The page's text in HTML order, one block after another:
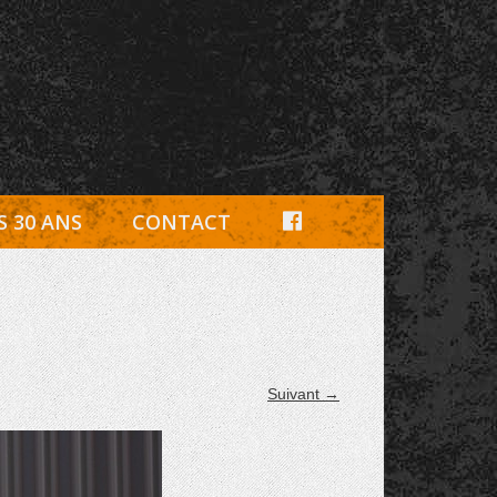
détachées Rambouillet
30 ANS CONTACT
F
A
C
E
B
O
O
Suivant →